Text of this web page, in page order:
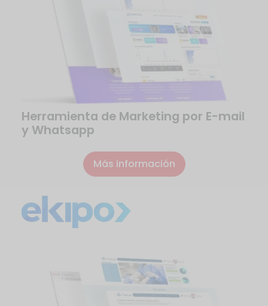
Herramienta de Marketing por E-mail
y Whatsapp
Más información